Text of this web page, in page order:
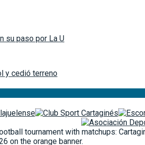
su paso por La U
y cedió terreno